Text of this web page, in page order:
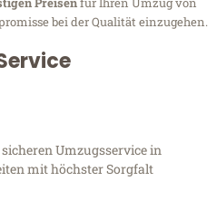
bei der Qualität einzugehen.
Umzugsservice in
mit höchster Sorgfalt